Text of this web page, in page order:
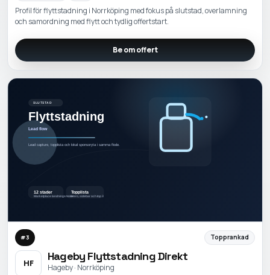
Profil för flyttstadning i Norrköping med fokus på slutstad, overlamning
och samordning med flytt och tydlig offertstart.
Be om offert
#3 Topprankad
HF
Hageby Flyttstadning Direkt
Hageby · Norrköping